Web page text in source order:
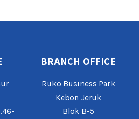
BRANCH OFFICE
Ruko Business Park
Kebon Jeruk
Blok B-5